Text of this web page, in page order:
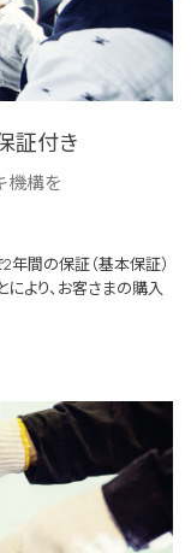
証付き
機構を
間の保証（基本保証）
より、お客さまの購入